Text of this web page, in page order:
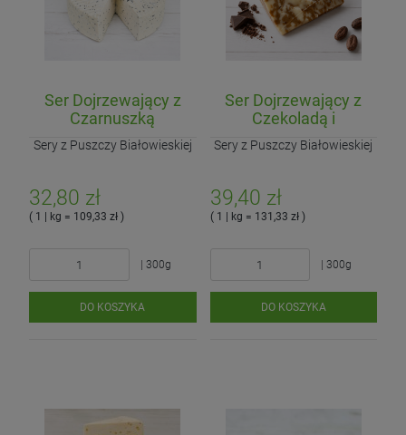
Ser Dojrzewający z
Czarnuszką
Sery z Puszczy Białowieskiej
32,80 zł
( 1 | kg = 109,33 zł )
| 300g
DO KOSZYKA
Ser Dojrzewający z
Czekoladą i
Kakaowcem
Sery z Puszczy Białowieskiej
39,40 zł
( 1 | kg = 131,33 zł )
| 300g
DO KOSZYKA